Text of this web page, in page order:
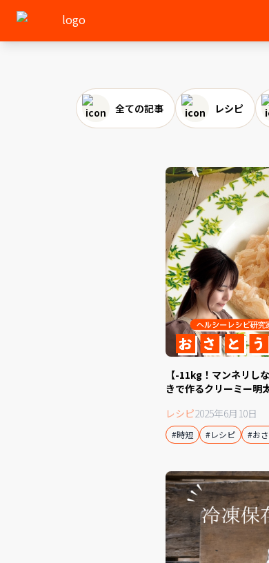
全ての記事 レシピ
【-11kg！マンネリし
きで作るクリーミー明
レシピ2025年6月10日
#時短 #レシピ #お